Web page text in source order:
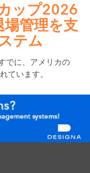
ップ2026
管理を支
テム
でに、アメリカの
ています。